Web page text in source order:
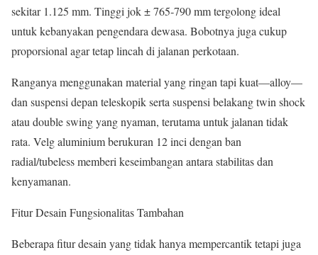
sekitar 1.125 mm. Tinggi jok ± 765‐790 mm tergolong ideal
untuk kebanyakan pengendara dewasa. Bobotnya juga cukup
proporsional agar tetap lincah di jalanan perkotaan.
Ranganya menggunakan material yang ringan tapi kuat—alloy—
dan suspensi depan teleskopik serta suspensi belakang twin shock
atau double swing yang nyaman, terutama untuk jalanan tidak
rata. Velg aluminium berukuran 12 inci dengan ban
radial/tubeless memberi keseimbangan antara stabilitas dan
kenyamanan.
Fitur Desain Fungsionalitas Tambahan
Beberapa fitur desain yang tidak hanya mempercantik tetapi juga